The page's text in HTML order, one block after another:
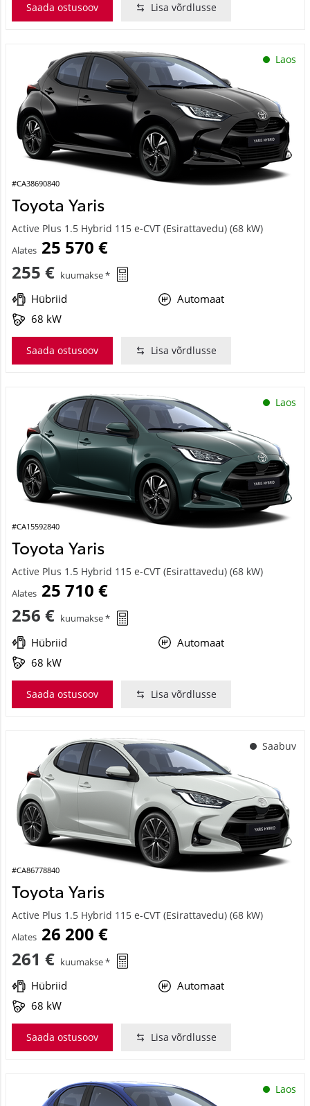
Saada ostusoov Lisa võrdlusse
Laos
#CA38690840
Toyota Yaris
Active Plus 1.5 Hybrid 115 e-CVT (Esirattavedu) (68 kW)
Alates 25 570 €
255 € kuumakse *
Hübriid
Automaat
68 kW
Saada ostusoov Lisa võrdlusse
Laos
#CA15592840
Toyota Yaris
Active Plus 1.5 Hybrid 115 e-CVT (Esirattavedu) (68 kW)
Alates 25 710 €
256 € kuumakse *
Hübriid
Automaat
68 kW
Saada ostusoov Lisa võrdlusse
Saabuv
#CA86778840
Toyota Yaris
Active Plus 1.5 Hybrid 115 e-CVT (Esirattavedu) (68 kW)
Alates 26 200 €
261 € kuumakse *
Hübriid
Automaat
68 kW
Saada ostusoov Lisa võrdlusse
Laos